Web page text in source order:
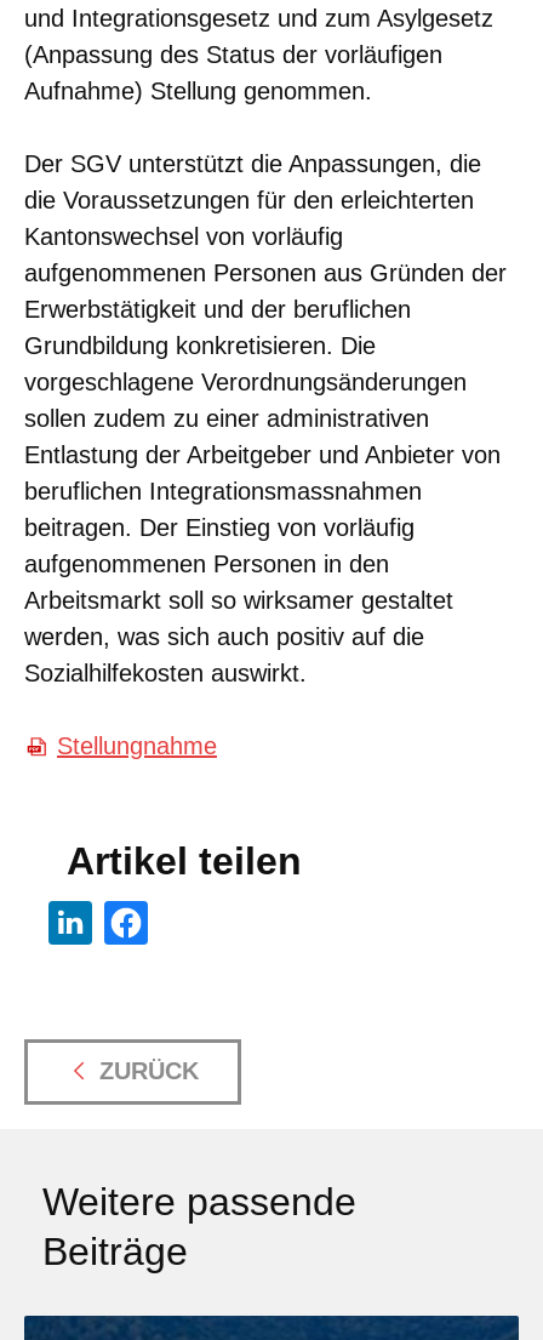
und Integrationsgesetz und zum Asylgesetz
(Anpassung des Status der vorläufigen
Aufnahme) Stellung genommen.
Der SGV unterstützt die Anpassungen, die
die Voraussetzungen für den erleichterten
Kantonswechsel von vorläufig
aufgenommenen Personen aus Gründen der
Erwerbstätigkeit und der beruflichen
Grundbildung konkretisieren. Die
vorgeschlagene Verordnungsänderungen
sollen zudem zu einer administrativen
Entlastung der Arbeitgeber und Anbieter von
beruflichen Integrationsmassnahmen
beitragen. Der Einstieg von vorläufig
aufgenommenen Personen in den
Arbeitsmarkt soll so wirksamer gestaltet
werden, was sich auch positiv auf die
Sozialhilfekosten auswirkt.
Stellungnahme
Artikel teilen
ZURÜCK
Weitere passende
Beiträge